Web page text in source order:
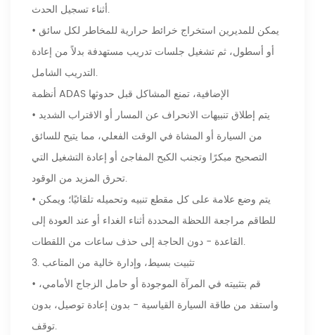
أثناء تسجيل الحدث.
• يمكن للمديرين استخراج خرائط حرارية للمخاطر لكل سائق
أو أسطول، ثم تشغيل جلسات تدريب مستهدفة بدلاً من إعادة
التدريب الشامل.
أنظمة ADAS الإضافية، تمنع المشاكل قبل حدوثها
• يتم إطلاق تنبيهات الانحراف عن المسار أو الاقتراب الشديد
من السيارة أو المشاة في الوقت الفعلي، مما يتيح للسائق
التصحيح مبكرًا وتجنب الكبح المفاجئ أو إعادة التشغيل التي
تحرق المزيد من الوقود.
• يتم وضع علامة على كل مقطع تنبيه وتحميله تلقائيًا؛ ويمكن
للطاقم مراجعة اللحظة المحددة أثناء الغداء أو عند العودة إلى
القاعدة - دون الحاجة إلى حذف ساعات من اللقطات.
3. تثبيت بسيط، وإدارة خالية من المتاعب
• قم بتثبيته في المرآة الموجودة أو حامل الزجاج الأمامي،
واستفد من طاقة السيارة القياسية - بدون إعادة توصيل، بدون
توقف.